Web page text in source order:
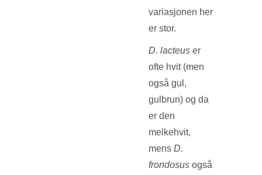
variasjonen her
er stor.
D. lacteus er
ofte hvit (men
også gul,
gulbrun) og da
er den
melkehvit,
mens D.
frondosus også